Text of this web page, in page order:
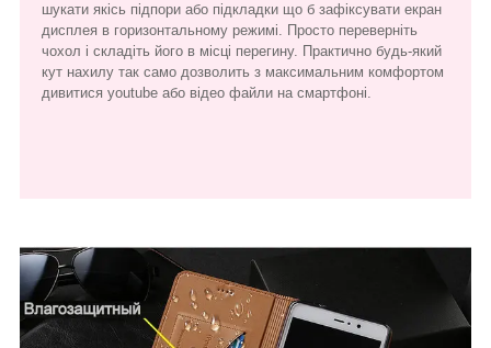
шукати якісь підпори або підкладки що б зафіксувати екран
дисплея в горизонтальному режимі. Просто переверніть
чохол і складіть його в місці перегину. Практично будь-який
кут нахилу так само дозволить з максимальним комфортом
дивитися youtube або відео файли на смартфоні.